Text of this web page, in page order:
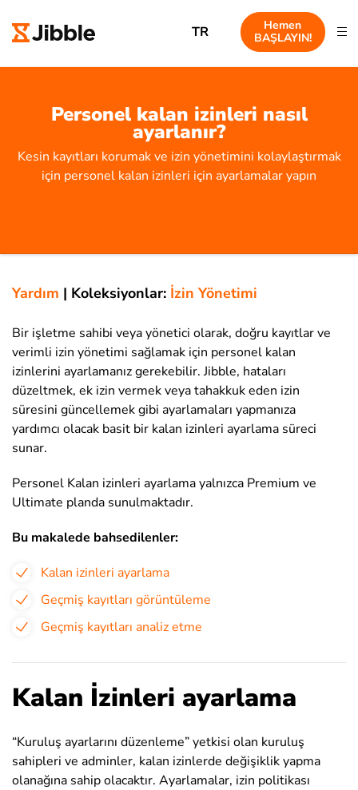
TR
Hemen
BAŞLAYIN!
Personel kalan izinleri nasıl
ayarlanır?
Kesin kayıtları korumak ve izin yönetimini kolaylaştırmak
için personel kalan izinleri için ayarlamalar yapın
Yardım | Koleksiyonlar: İzin Yönetimi
Bir işletme sahibi veya yönetici olarak, doğru kayıtlar ve
verimli izin yönetimi sağlamak için personel kalan
izinlerini ayarlamanız gerekebilir. Jibble, hataları
düzeltmek, ek izin vermek veya tahakkuk eden izin
süresini güncellemek gibi ayarlamaları yapmanıza
yardımcı olacak basit bir kalan izinleri ayarlama süreci
sunar.
Personel Kalan izinleri ayarlama yalnızca Premium ve
Ultimate planda sunulmaktadır.
Bu makalede bahsedilenler:
Kalan izinleri ayarlama
Geçmiş kayıtları görüntüleme
Geçmiş kayıtları analiz etme
Kalan İzinleri ayarlama
“Kuruluş ayarlarını düzenleme” yetkisi olan kuruluş
sahipleri ve adminler, kalan izinlerde değişiklik yapma
olanağına sahip olacaktır. Ayarlamalar, izin politikası